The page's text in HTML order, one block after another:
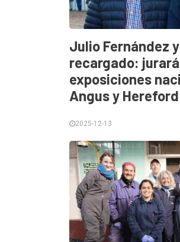
Julio Fernández
recargado:
exposiciones
Angus y Hereford
2025-12-13